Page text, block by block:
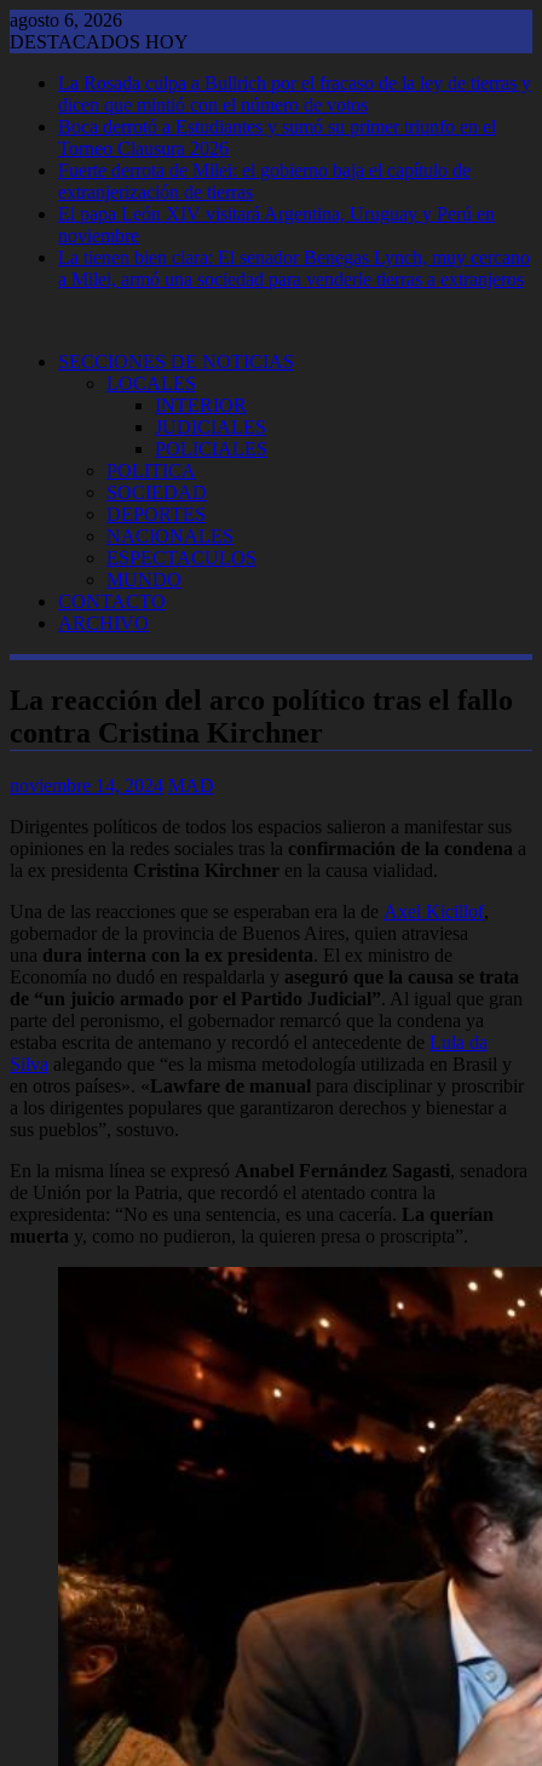
Saltar
al
agosto 6, 2026
DESTACADOS HOY
La Rosada culpa a Bullrich por el fracaso de la ley de tierras y
dicen que mintió con el número de votos
Boca derrotó a Estudiantes y sumó su primer triunfo en el
Torneo Clausura 2026
Fuerte derrota de Milei: el gobierno baja el capítulo de
extranjerización de tierras
El papa León XIV visitará Argentina, Uruguay y Perú en
noviembre
La tienen bien clara: El senador Benegas Lynch, muy cercano
a Milei, armó una sociedad para venderle tierras a extranjeros
SECCIONES DE NOTICIAS
LOCALES
INTERIOR
JUDICIALES
POLICIALES
POLITICA
SOCIEDAD
DEPORTES
NACIONALES
ESPECTACULOS
MUNDO
CONTACTO
ARCHIVO
La reacción del arco político tras el fallo
contra Cristina Kirchner
noviembre 14, 2024 MAD
Dirigentes políticos de todos los espacios salieron a manifestar sus
opiniones en la redes sociales tras la confirmación de la condena a
la ex presidenta Cristina Kirchner en la causa vialidad.
Una de las reacciones que se esperaban era la de Axel Kicillof,
gobernador de la provincia de Buenos Aires, quien atraviesa
una dura interna con la ex presidenta. El ex ministro de
Economía no dudó en respaldarla y aseguró que la causa se trata
de “un juicio armado por el Partido Judicial”. Al igual que gran
parte del peronismo, el gobernador remarcó que la condena ya
estaba escrita de antemano y recordó el antecedente de Lula da
Silva alegando que “es la misma metodología utilizada en Brasil y
en otros países». «Lawfare de manual para disciplinar y proscribir
a los dirigentes populares que garantizaron derechos y bienestar a
sus pueblos”, sostuvo.
En la misma línea se expresó Anabel Fernández Sagasti, senadora
de Unión por la Patria, que recordó el atentado contra la
expresidenta: “No es una sentencia, es una cacería. La querían
muerta y, como no pudieron, la quieren presa o proscripta”.